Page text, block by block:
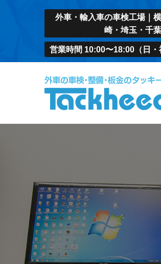
外車・輸入車の車検工場｜
崎・埼玉・千葉
営業時間 10:00〜18:00（日・